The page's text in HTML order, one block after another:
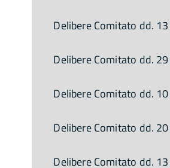
Delibere Comitato dd.
Delibere Comitato dd.
Delibere Comitato dd.
Delibere Comitato dd.
Delibere Comitato dd.